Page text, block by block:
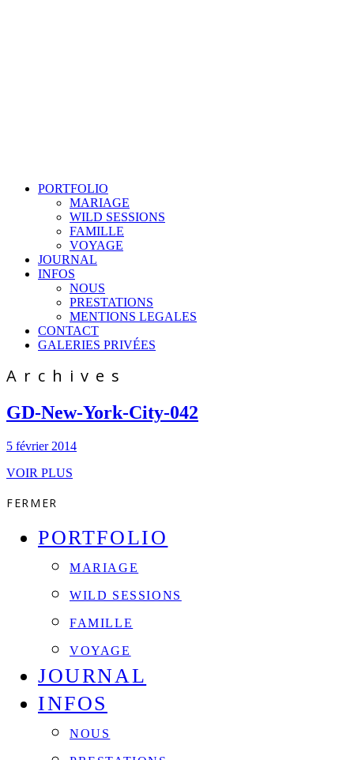
PORTFOLIO
MARIAGE
WILD SESSIONS
FAMILLE
VOYAGE
JOURNAL
INFOS
NOUS
PRESTATIONS
MENTIONS LEGALES
CONTACT
GALERIES PRIVÉES
Archives
GD-New-York-City-042
5 février 2014
VOIR PLUS
FERMER
PORTFOLIO
MARIAGE
WILD SESSIONS
FAMILLE
VOYAGE
JOURNAL
INFOS
NOUS